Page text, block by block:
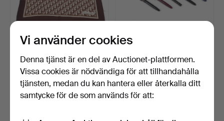
SCARF, Christian Dior, silke.
Klubbades 9 jun 2025
22 bud
159 USD
RESERVOARPENNOR, 10
st, bla med stift i gu…
Klubbades 29 mar 2025
2 bud
37 USD
Vi använder cookies
Denna tjänst är en del av Auctionet-plattformen.
Vissa cookies är nödvändiga för att tillhandahålla
tjänsten, medan du kan hantera eller återkalla ditt
samtycke för de som används för att: